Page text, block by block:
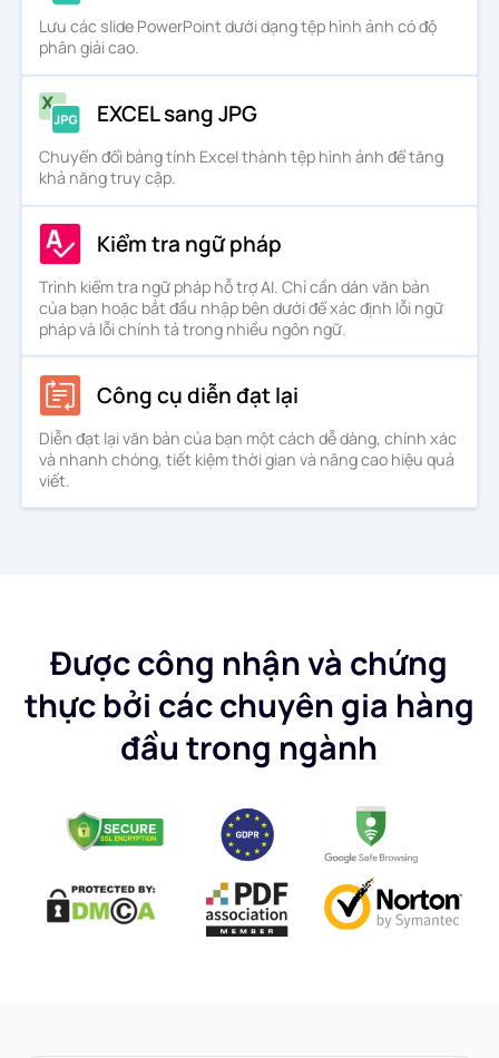
Lưu các slide PowerPoint dưới dạng tệp hình ảnh có độ
phân giải cao.
EXCEL sang JPG
Chuyển đổi bảng tính Excel thành tệp hình ảnh để tăng
khả năng truy cập.
Kiểm tra ngữ pháp
Trình kiểm tra ngữ pháp hỗ trợ AI. Chỉ cần dán văn bản
của bạn hoặc bắt đầu nhập bên dưới để xác định lỗi ngữ
pháp và lỗi chính tả trong nhiều ngôn ngữ.
Công cụ diễn đạt lại
Diễn đạt lại văn bản của bạn một cách dễ dàng, chính xác
và nhanh chóng, tiết kiệm thời gian và nâng cao hiệu quả
viết.
Được công nhận và chứng
thực bởi các chuyên gia hàng
đầu trong ngành